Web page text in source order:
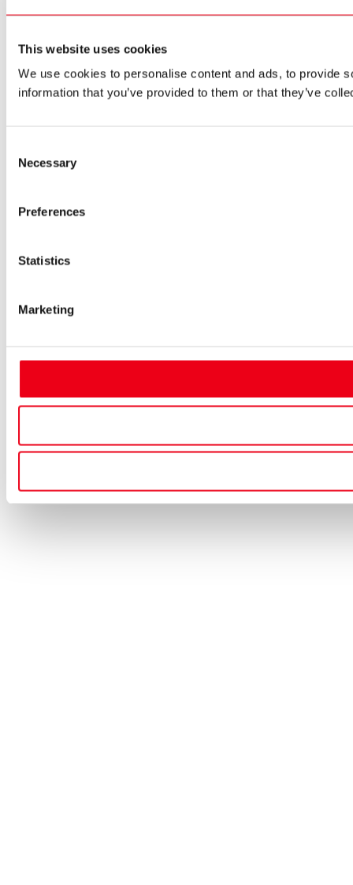
This website uses cookies
We use cookies to personalise content and ads, to provide
information that you’ve provided to them or that they’ve
Selection
Necessary
Preferences
Statistics
Marketing